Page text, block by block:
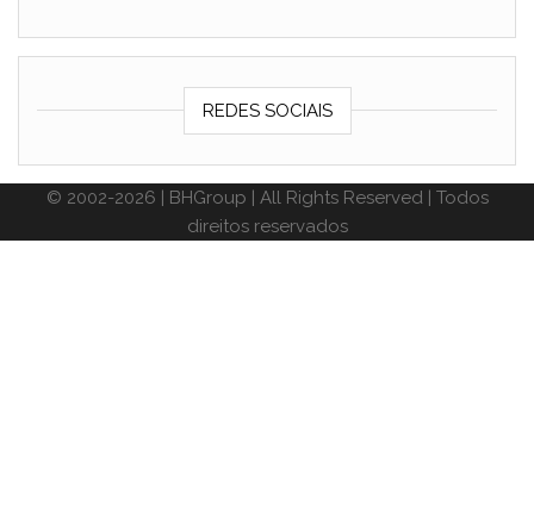
REDES SOCIAIS
© 2002-2026 | BHGroup | All Rights Reserved | Todos
direitos reservados